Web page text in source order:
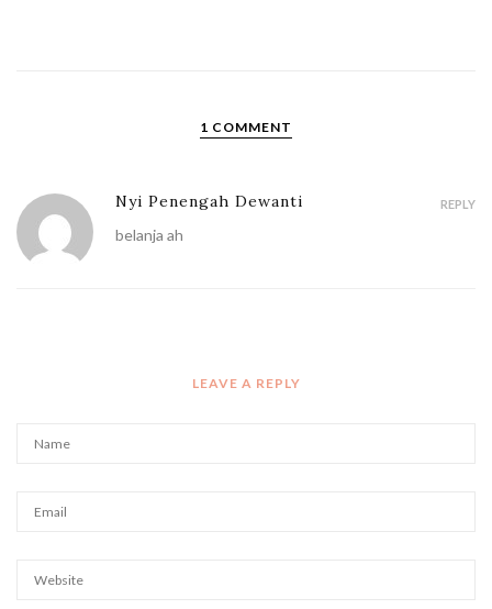
1 COMMENT
Nyi Penengah Dewanti
belanja ah
REPLY
LEAVE A REPLY